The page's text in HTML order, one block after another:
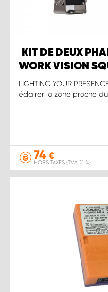
KIT DE DEUX
WORK VISION
LIGHTING YOUR
éclairer la zone proche du
74 €
HORS TAXES (TVA 21 %)